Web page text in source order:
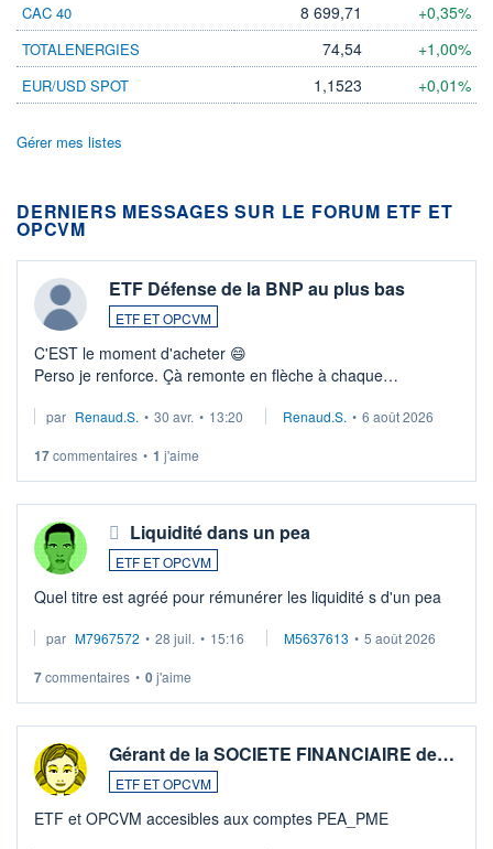
CAC 40 8 699,71 +0,35%
TOTALENERGIES 74,54 +1,00%
EUR/USD SPOT 1,1523 +0,01%
Gérer mes listes
DERNIERS MESSAGES SUR LE FORUM ETF ET
OPCVM
ETF Défense de la BNP au plus bas
ETF ET OPCVM
C'EST le moment d'acheter 😄​
Perso je renforce. Çà remonte en flèche à chaque
Investissement long terme tip top pour sa retraite.
par Renaud.S. • 30 avr. • 13:20 Renaud.S. • 6 août 2026
17commentaires • 1 j'aime
Liquidité dans un pea
ETF ET OPCVM
Quel titre est agréé pour rémunérer les liquidité s d'un pea
par M7967572 • 28 juil. • 15:16 M5637613 • 5 août 2026
7commentaires • 0j'aime
Gérant de la SOCIETE FINANCIAIRE de…
ETF ET OPCVM
ETF et OPCVM accesibles aux comptes PEA_PME